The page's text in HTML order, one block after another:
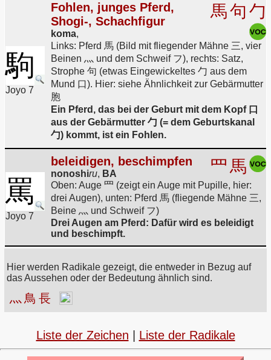
駒
Joyo 7
Fohlen, junges Pferd,
Shogi-, Schachfigur
koma,
馬句勹
Links: Pferd 馬 (Bild mit fliegender Mähne 三, vier
Beinen 灬 und dem Schweif フ), rechts: Satz,
Strophe 句 (etwas Eingewickeltes 勹 aus dem
Mund 口). Hier: siehe Ähnlichkeit zur Gebärmutter
胞
Ein Pferd, das bei der Geburt mit dem Kopf 口
aus der Gebärmutter 勹 (= dem Geburtskanal
勹) kommt, ist ein Fohlen.
罵
Joyo 7
beleidigen, beschimpfen
nonoshiru, BA 罒 馬
Oben: Auge 罒 (zeigt ein Auge mit Pupille, hier:
drei Augen), unten: Pferd 馬 (fliegende Mähne 三,
Beine 灬 und Schweif フ)
Drei Augen am Pferd: Dafür wird es beleidigt
und beschimpft.
Hier werden Radikale gezeigt, die entweder in Bezug auf
das Aussehen oder der Bedeutung ähnlich sind.
灬 鳥 長
Liste der Zeichen Liste der Radikale